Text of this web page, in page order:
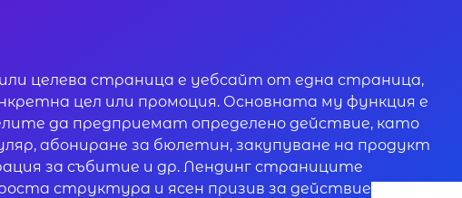
целева страница е уебсайт от една страница,
цел или промоция. Основната му функция е
да предприемат определено действие, като
абониране за бюлетин, закупуване на продукт
за събитие и др. Лендинг страниците
структура и ясен призив за действие и